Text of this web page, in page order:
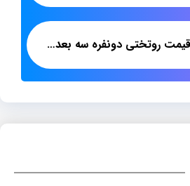
لیست قیمت روتختی دونفره سه بعدی شرکت پاندا